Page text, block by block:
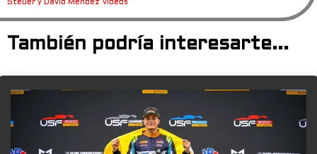
Steuer y David Méndez videos
También podría interesarte...